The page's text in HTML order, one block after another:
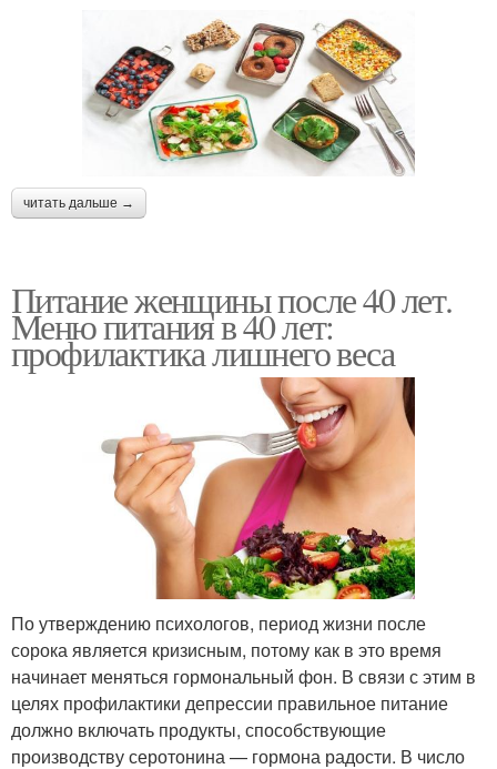
читать дальше →
Питание женщины после 40 лет.
Меню питания в 40 лет:
профилактика лишнего веса
По утверждению психологов, период жизни после
сорока является кризисным, потому как в это время
начинает меняться гормональный фон. В связи с этим в
целях профилактики депрессии правильное питание
должно включать продукты, способствующие
производству серотонина — гормона радости. В число